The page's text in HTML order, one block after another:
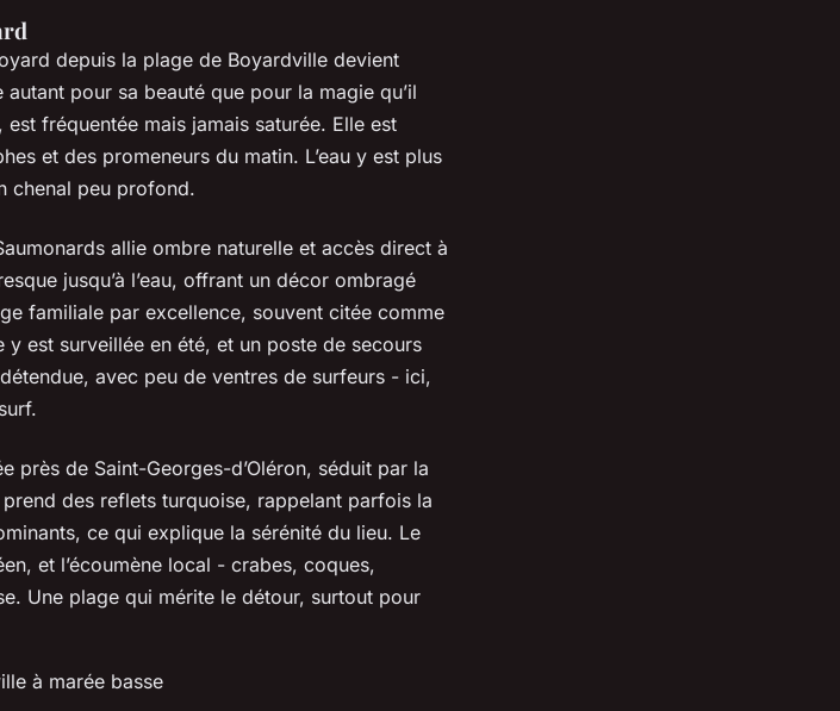
depuis la plage de Boyardville devient
pour sa beauté que pour la magie qu’il
fréquentée mais jamais saturée. Elle est
et des promeneurs du matin. L’eau y est plus
chenal peu profond.
allie ombre naturelle et accès direct à
jusqu’à l’eau, offrant un décor ombragé
familiale par excellence, souvent citée comme
y est surveillée en été, et un poste de secours
avec peu de ventres de surfeurs - ici,
près de Saint-Georges-d’Oléron, séduit par la
des reflets turquoise, rappelant parfois la
ce qui explique la sérénité du lieu. Le
et l’écoumène local - crabes, coques,
Une plage qui mérite le détour, surtout pour
à marée basse